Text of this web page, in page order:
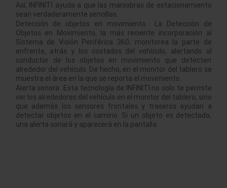
Así, INFINITI ayuda a que las maniobras de estacionamiento
sean verdaderamente sencillas.
Detección de objetos en movimiento La Detección de
Objetos en Movimiento, la más reciente incorporación al
Sistema de Visión Periférica 360, monitorea la parte de
enfrente, atrás y los costados del vehículo, alertando al
conductor de los objetos en movimiento que detecten
alrededor del vehículo. De hecho, en el monitor del tablero se
muestra el área en la que se reporta el movimiento.
Alerta sonora Esta tecnología de INFINITI no solo te permite
ver los alrededores del vehículo en el monitor del tablero, sino
que además los sensores frontales y traseros ayudan a
detectar objetos en el camino. Si un objeto es detectado,
una alerta sonará y aparecerá en la pantalla.